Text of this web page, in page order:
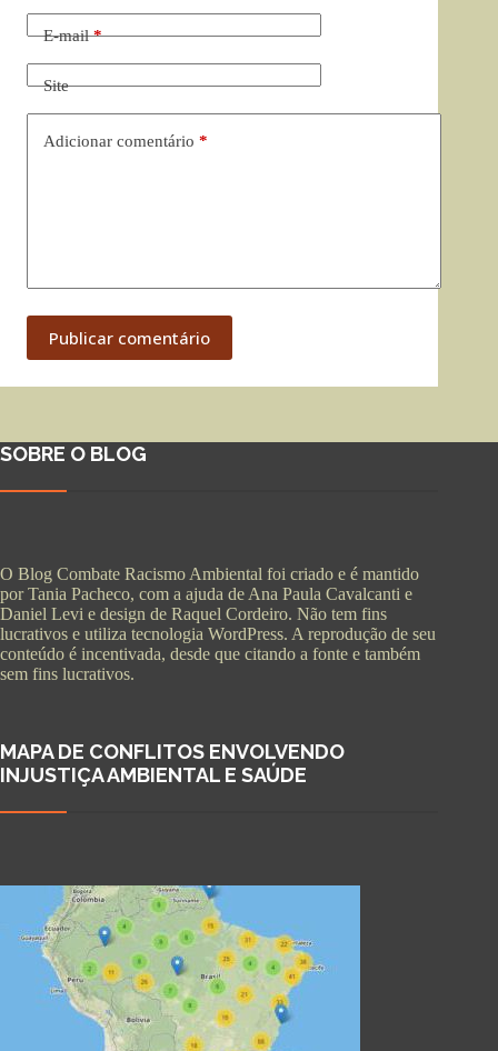
E-mail*
Site
Adicionar comentário *
Publicar comentário
SOBRE O BLOG
O Blog Combate Racismo Ambiental foi criado e é mantido
por Tania Pacheco, com a ajuda de Ana Paula Cavalcanti e
Daniel Levi e design de Raquel Cordeiro. Não tem fins
lucrativos e utiliza tecnologia WordPress. A reprodução de seu
conteúdo é incentivada, desde que citando a fonte e também
sem fins lucrativos.
MAPA DE CONFLITOS ENVOLVENDO
INJUSTIÇA AMBIENTAL E SAÚDE